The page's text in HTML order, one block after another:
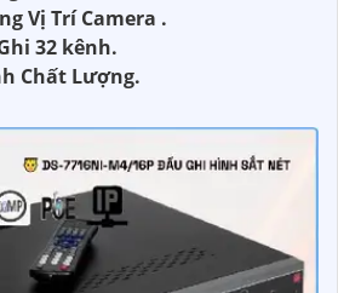
Vị Trí Camera .
32 kênh.
Chất Lượng.